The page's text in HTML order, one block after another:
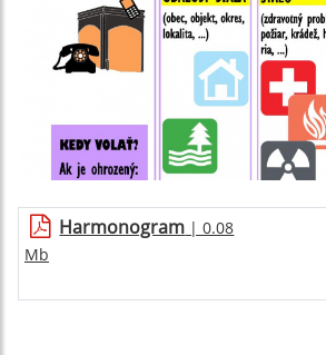
Harmonogram | 0.08
Mb